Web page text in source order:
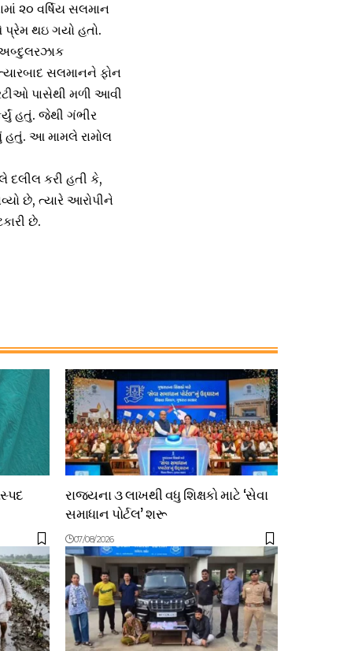
૨૦ વર્ષિય સલમાન
પ્રેમ થઇ ગયો હતો.
અબ્દુલરઝાક
સલમાનને ફોન
પાસેથી મળી આવી
હતું. જેથી ગંભીર
હતું. આ મામલે રામોલ
દલીલ કરી હતી કે,
છે, ત્યારે આરોપીને
છે.
રાજ્યના ૩ લાખથી વધુ શિક્ષકો માટે ‘સેવા
સમાધાન પોર્ટલ’ શરૂ
07/08/2026